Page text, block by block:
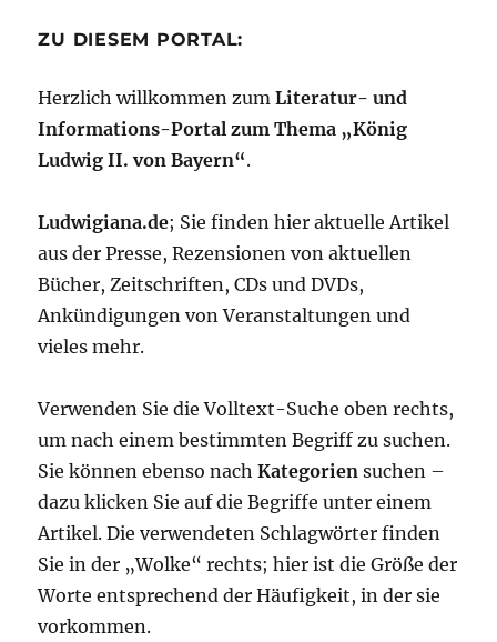
ZU DIESEM PORTAL:
Herzlich willkommen zumLiteratur- und
Informations-Portal zum Thema „König
Ludwig II. von Bayern“.
Ludwigiana.de; Sie finden hier aktuelle Artikel
aus der Presse, Rezensionen von aktuellen
Bücher, Zeitschriften, CDs und DVDs,
Ankündigungen von Veranstaltungen und
vieles mehr.
Verwenden Sie die Volltext-Suche oben rechts,
um nach einem bestimmten Begriff zu suchen.
Sie können ebenso nachKategorien suchen –
dazu klicken Sie auf die Begriffe unter einem
Artikel. Die verwendeten Schlagwörter finden
Sie in der „Wolke“ rechts; hier ist die Größe der
Worte entsprechend der Häufigkeit, in der sie
vorkommen.